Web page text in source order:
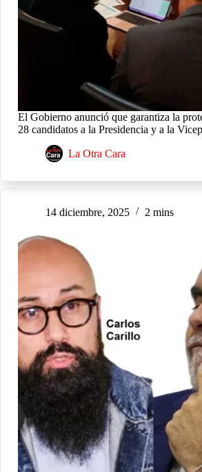
El Gobierno anunció que garantiza la
28 candidatos a la Presidencia y a la
La Otra Cara
14 diciembre, 2025 2 mins